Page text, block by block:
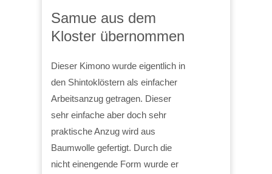
Samue aus dem
Kloster übernommen
Dieser Kimono wurde eigentlich in
den Shintoklöstern als einfacher
Arbeitsanzug getragen. Dieser
sehr einfache aber doch sehr
praktische Anzug wird aus
Baumwolle gefertigt. Durch die
nicht einengende Form wurde er